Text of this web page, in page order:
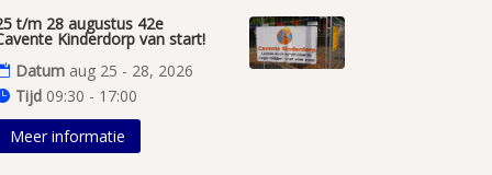
t/m 28 augustus 42e
Kinderdorp van start!
Datum aug 25 - 28, 2026
Tijd 09:30 - 17:00
Meer informatie